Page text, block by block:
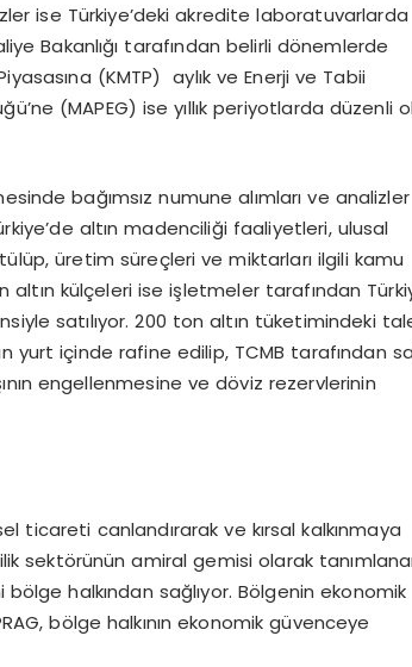
ise Türkiye’deki akredite laboratuvarlarda
Bakanlığı tarafından belirli dönemlerde
(KMTP) aylık ve Enerji ve Tabii
(MAPEG) ise yıllık periyotlarda düzenli
bağımsız numune alımları ve analizler
altın madenciliği faaliyetleri, ulusal
üretim süreçleri ve miktarları ilgili kamu
altın külçeleri ise işletmeler tarafından
satılıyor. 200 ton altın tüketimindeki
yurt içinde rafine edilip, TCMB tarafından
engellenmesine ve döviz rezervlerinin
ticareti canlandırarak ve kırsal kalkınmaya
sektörünün amiral gemisi olarak
bölge halkından sağlıyor. Bölgenin ekonomik
bölge halkının ekonomik güvenceye